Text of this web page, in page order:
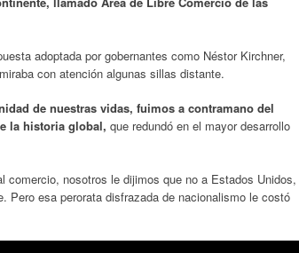
adoptada por gobernantes como Néstor Kirchner,
con atención algunas sillas distante.
de nuestras vidas, fuimos a contramano del
la historia global, que redundó en el mayor desarrollo
comercio, nosotros le dijimos que no a Estados Unidos,
Pero esa perorata disfrazada de nacionalismo le costó